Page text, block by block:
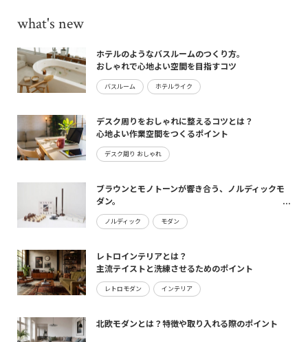
what's new
ホテルのようなバスルームのつくり方。
おしゃれで心地よい空間を目指すコツ
バスルーム ホテルライク
デスク周りをおしゃれに整えるコツとは？
心地よい作業空間をつくるポイント
デスク周り おしゃれ
ブラウンとモノトーンが響き合う、ノルディックモ
ダン。
maturite新作のご案内
ノルディック モダン
レトロインテリアとは？
主流テイストと洗練させるためのポイント
レトロモダン インテリア
北欧モダンとは？特徴や取り入れる際のポイント